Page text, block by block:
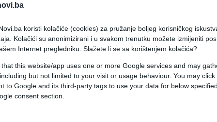
koristi kolačiće (cookies) za pružanje boljeg korisničkog
Kolačići su anonimizirani i u svakom trenutku možete izmijeniti
Internet pregledniku. Slažete li se sa korištenjem kolačića?
that this website/app uses one or more Google services and may
but not limited to your visit or usage behaviour. You may
to Google and its third-party tags to use your data for below
consent section.
bombu dosad, nazvanu Gazap, čiji su
bombi mase 970 kilograma,
u borbenim operacijama.
najdestruktivnije oružje u njihovom
čestica koje se prilikom eksplozije
nivo topline i pritiska, uništavajući sve u